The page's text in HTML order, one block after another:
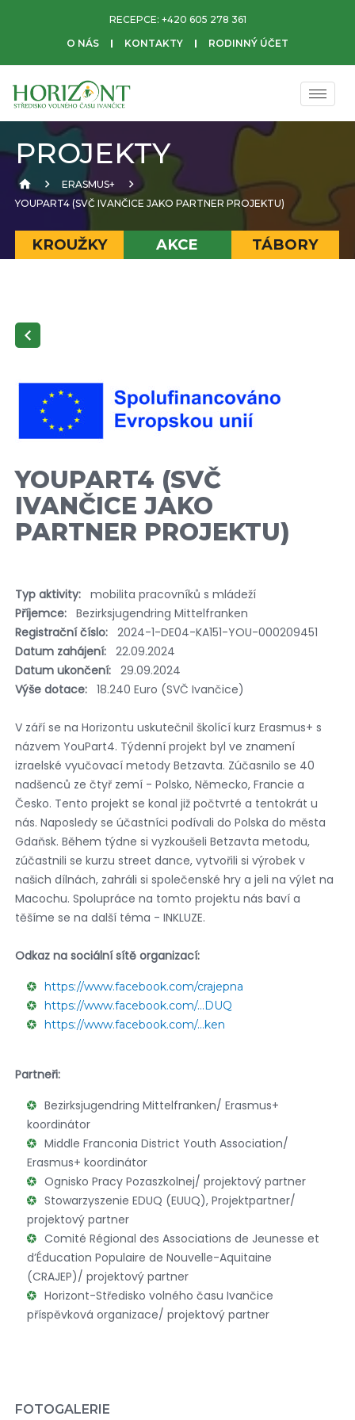
RECEPCE: +420 605 278 361
O NÁS
KONTAKTY RODINNÝ ÚČET
PROJEKTY
ERASMUS+
YOUPART4 (SVČ IVANČICE JAKO PARTNER PROJEKTU)
KROUŽKY AKCE TÁBORY
YOUPART4 (SVČ
IVANČICE JAKO
PARTNER PROJEKTU)
Typ aktivity:mobilita pracovníků s mládeží
Příjemce:Bezirksjugendring Mittelfranken
Registrační číslo:2024-1-DE04-KA151-YOU-000209451
Datum zahájení:22.09.2024
Datum ukončení:29.09.2024
Výše dotace:18.240 Euro (SVČ Ivančice)
V září se na Horizontu uskutečnil školící kurz Erasmus+ s
názvem YouPart4. Týdenní projekt byl ve znamení
izraelské vyučovací metody Betzavta. Zúčasnilo se 40
nadšenců ze čtyř zemí - Polsko, Německo, Francie a
Česko. Tento projekt se konal již počtvrté a tentokrát u
nás. Naposledy se účastníci podívali do Polska do města
Gdaňsk. Během týdne si vyzkoušeli Betzavta metodu,
zúčastnili se kurzu street dance, vytvořili si výrobek v
našich dílnách, zahráli si společenské hry a jeli na výlet na
Macochu. Spolupráce na tomto projektu nás baví a
těšíme se na další téma - INKLUZE.
Odkaz na sociální sítě organizací:
https://www.facebook.com/crajepna
https://www.facebook.com/…DUQ
https://www.facebook.com/…ken
Partneři:
Bezirksjugendring Mittelfranken/ Erasmus+
koordinátor
Middle Franconia District Youth Association/
Erasmus+ koordinátor
Ognisko Pracy Pozaszkolnej/ projektový partner
Stowarzyszenie EDUQ (EUUQ), Projektpartner/
projektový partner
Comité Régional des Associations de Jeunesse et
d’Éducation Populaire de Nouvelle-Aquitaine
(CRAJEP)/ projektový partner
Horizont-Středisko volného času Ivančice
příspěvková organizace/ projektový partner
FOTOGALERIE